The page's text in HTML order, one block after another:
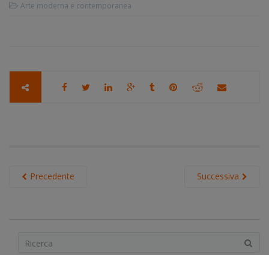
Arte moderna e contemporanea
Successiva
Precedente